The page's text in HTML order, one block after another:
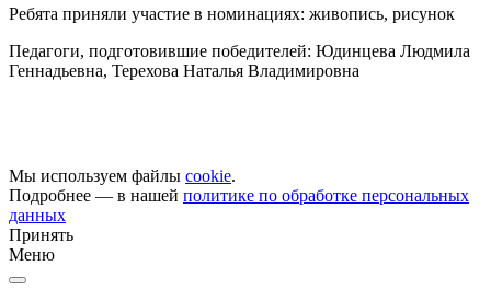
Ребята приняли участие в номинациях: живопись, рисунок
Педагоги, подготовившие победителей: Юдинцева Людмила
Геннадьевна, Терехова Наталья Владимировна
Мы используем файлы cookie.
Подробнее — в нашей политике по обработке персональных
данных
Принять
Меню